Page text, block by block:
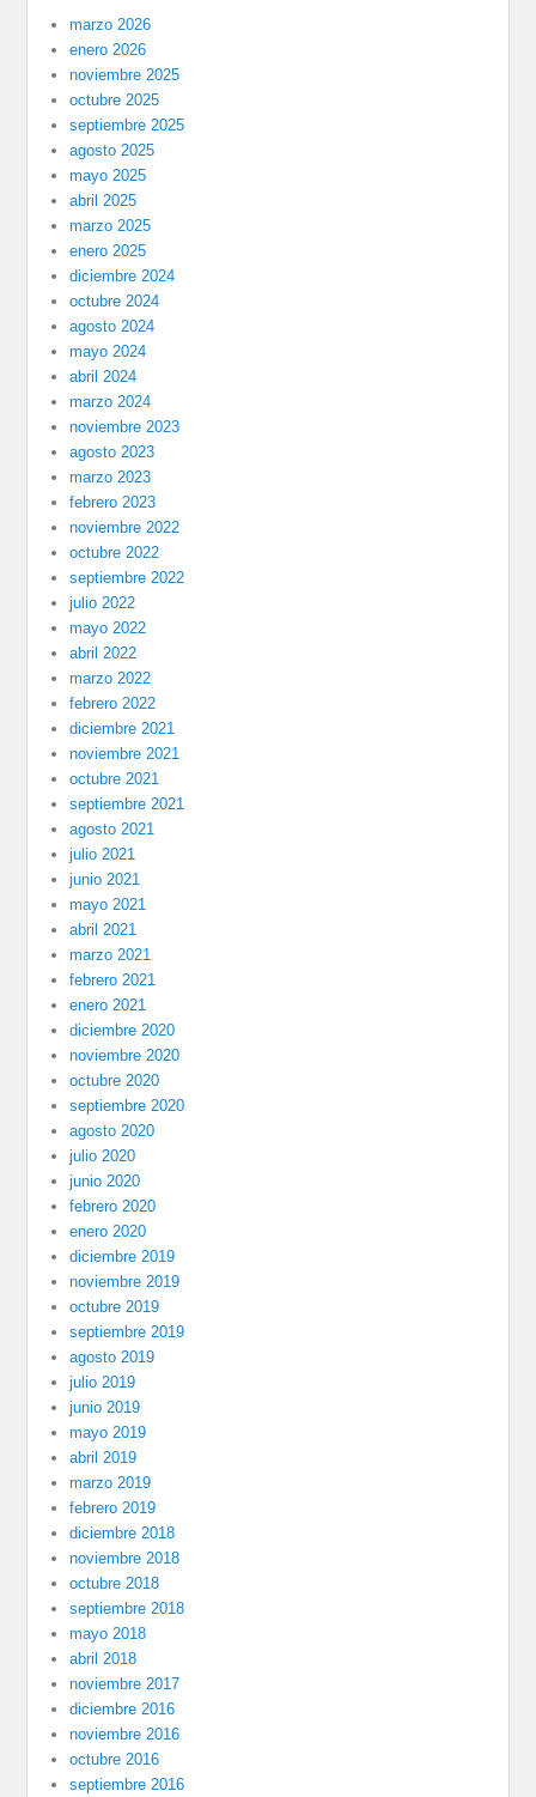
marzo 2026
enero 2026
noviembre 2025
octubre 2025
septiembre 2025
agosto 2025
mayo 2025
abril 2025
marzo 2025
enero 2025
diciembre 2024
octubre 2024
agosto 2024
mayo 2024
abril 2024
marzo 2024
noviembre 2023
agosto 2023
marzo 2023
febrero 2023
noviembre 2022
octubre 2022
septiembre 2022
julio 2022
mayo 2022
abril 2022
marzo 2022
febrero 2022
diciembre 2021
noviembre 2021
octubre 2021
septiembre 2021
agosto 2021
julio 2021
junio 2021
mayo 2021
abril 2021
marzo 2021
febrero 2021
enero 2021
diciembre 2020
noviembre 2020
octubre 2020
septiembre 2020
agosto 2020
julio 2020
junio 2020
febrero 2020
enero 2020
diciembre 2019
noviembre 2019
octubre 2019
septiembre 2019
agosto 2019
julio 2019
junio 2019
mayo 2019
abril 2019
marzo 2019
febrero 2019
diciembre 2018
noviembre 2018
octubre 2018
septiembre 2018
mayo 2018
abril 2018
noviembre 2017
diciembre 2016
noviembre 2016
octubre 2016
septiembre 2016